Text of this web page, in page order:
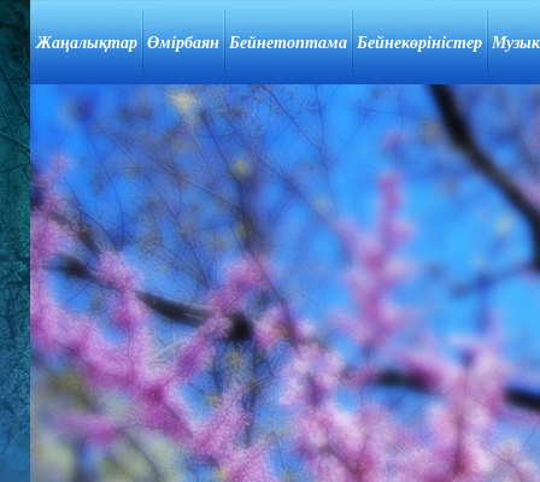
Жаңалықтар Өмірбаян Бейнетоптама Бейнекөріністер